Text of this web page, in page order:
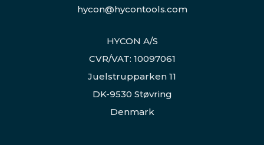
hycon@hycontools.com
HYCON A/S
CVR/VAT: 10097061
Juelstrupparken 11
DK-9530 Støvring
Denmark